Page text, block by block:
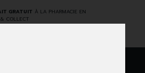
GRATUIT À LA PHARMACIE EN
COLLECT